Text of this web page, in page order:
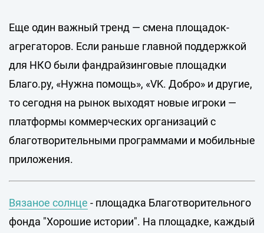
Еще один важный тренд — смена площадок-
агрегаторов. Если раньше главной поддержкой
для НКО были фандрайзинговые площадки
Благо.ру, «Нужна помощь», «VK. Добро» и другие,
то сегодня на рынок выходят новые игроки —
платформы коммерческих организаций с
благотворительными программами и мобильные
приложения.
Вязаное солнце - площадка Благотворительного
фонда "Хорошие истории". На площадке, каждый